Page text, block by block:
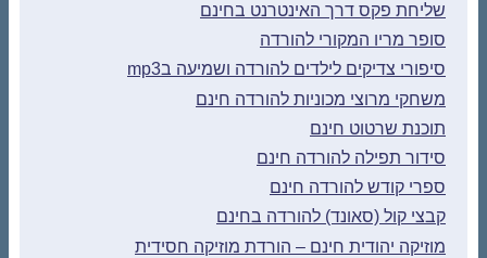
שליחת פקס דרך האינטרנט בחינם
סופר מריו המקורי להורדה
סיפורי צדיקים לילדים להורדה ושמיעה בmp3
משחקי מרוצי מכוניות להורדה חינם
תוכנת שרטוט חינם
סידור תפילה להורדה חינם
ספרי קודש להורדה חינם
קבצי קול (סאונד) להורדה בחינם
מוזיקה יהודית חינם – הורדת מוזיקה חסידית